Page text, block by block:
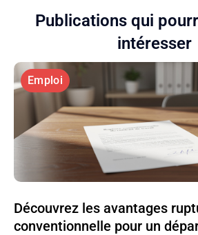
Publications qui
intéresser
Emploi
Découvrez les avantages
conventionnelle pour un